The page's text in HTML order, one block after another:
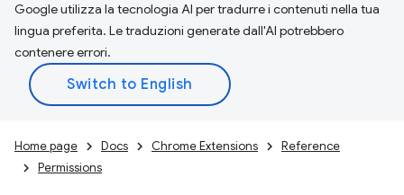
Google utilizza la tecnologia AI per tradurre i contenuti nella tua
lingua preferita. Le traduzioni generate dall'AI potrebbero
contenere errori.
Home page Docs Chrome Extensions
Reference
Permissions